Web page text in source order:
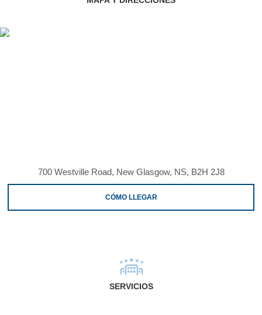
700 Westville Road, New Glasgow, NS, B2H 2J8
CÓMO LLEGAR
SERVICIOS